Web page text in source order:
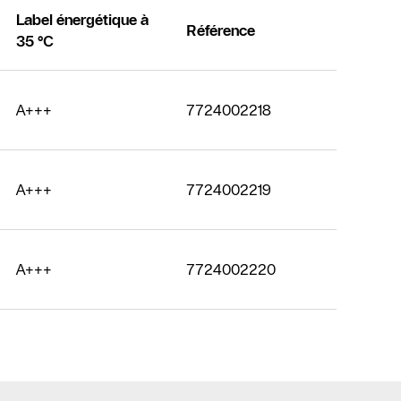
Label énergétique à
35 °C
Référence
A+++ 7724002218
A+++ 7724002219
A+++ 7724002220